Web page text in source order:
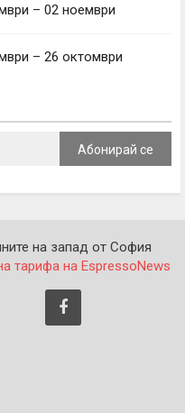
– 02 ноември
– 26 октомври
Абонирай се
на запад от София
тарифа на EspressoNews